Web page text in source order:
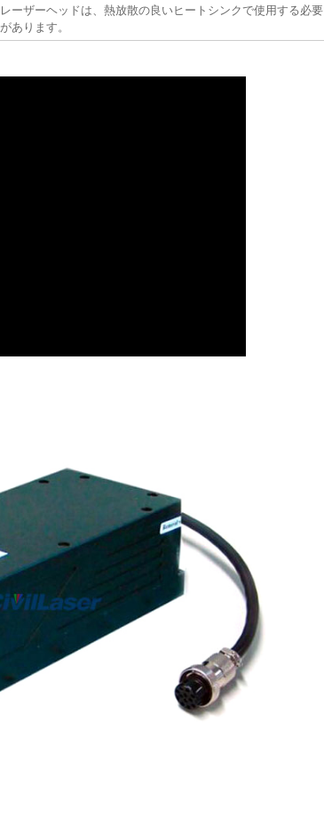
レーザーヘッドは、熱放散の良いヒートシンクで使用する必要
があります。